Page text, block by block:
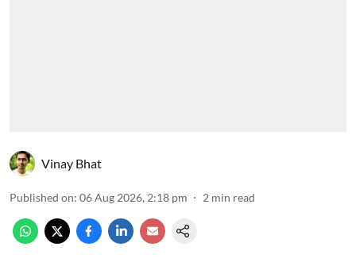
Vinay Bhat
Published on: 06 Aug 2026, 2:18 pm 2 min read